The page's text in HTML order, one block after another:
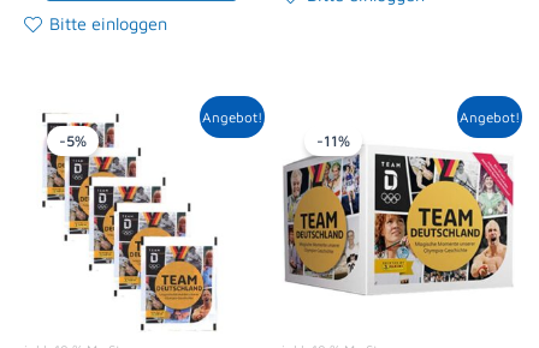
Bitte einloggen
Angebot!
-5%
Ursprünglicher
Preis
war:
4,50 €
Aktueller
4,29 €.
Angebot!
-11%
Ursprünglicher
war:
32,40 €
Aktueller
Preis
ist:
28,95 €.